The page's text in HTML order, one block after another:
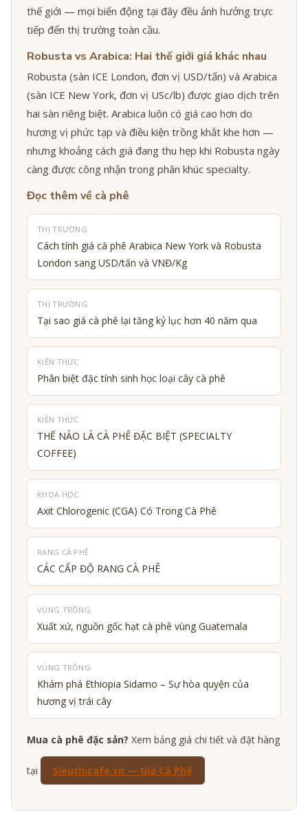
thế giới — mọi biến động tại đây đều ảnh hưởng trực
tiếp đến thị trường toàn cầu.
Robusta vs Arabica: Hai thế giới giá khác nhau
Robusta (sàn ICE London, đơn vị USD/tấn) và Arabica
(sàn ICE New York, đơn vị USc/lb) được giao dịch trên
hai sàn riêng biệt. Arabica luôn có giá cao hơn do
hương vị phức tạp và điều kiện trồng khắt khe hơn —
nhưng khoảng cách giá đang thu hẹp khi Robusta ngày
càng được công nhận trong phân khúc specialty.
Đọc thêm về cà phê
THỊ TRƯỜNG
Cách tính giá cà phê Arabica New York và Robusta
London sang USD/tấn và VNĐ/Kg
THỊ TRƯỜNG
Tại sao giá cà phê lại tăng kỷ lục hơn 40 năm qua
KIẾN THỨC
Phân biệt đặc tính sinh học loại cây cà phê
KIẾN THỨC
THẾ NÀO LÀ CÀ PHÊ ĐẶC BIỆT (SPECIALTY
COFFEE)
KHOA HỌC
Axit Chlorogenic (CGA) Có Trong Cà Phê
RANG CÀ PHÊ
CÁC CẤP ĐỘ RANG CÀ PHÊ
VÙNG TRỒNG
Xuất xứ, nguồn gốc hạt cà phê vùng Guatemala
VÙNG TRỒNG
Khám phá Ethiopia Sidamo – Sự hòa quyện của
hương vị trái cây
Mua cà phê đặc sản? Xem bảng giá chi tiết và đặt hàng
tại Sieuthicafe.vn — Giá Cà Phê